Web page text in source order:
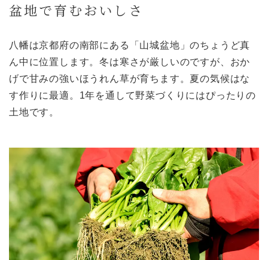
盆地で育むおいしさ
八幡は京都府の南部にある「山城盆地」のちょうど真
ん中に位置します。冬は寒さが厳しいのですが、おか
げで甘みの強いほうれん草が育ちます。夏の気候はな
す作りに最適。1年を通して野菜づくりにはぴったりの
土地です。